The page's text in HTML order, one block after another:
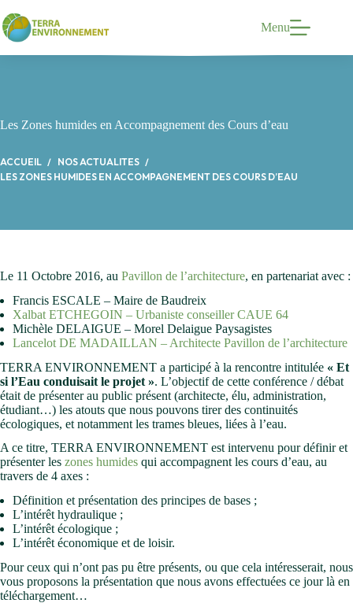
au
contenu
Menu
Les Zones humides en Accompagnement des Cours d’eau
ACCUEIL
NOS ACTUALITES
LES ZONES HUMIDES EN ACCOMPAGNEMENT DES COURS D’EAU
Le 11 Octobre 2016, au Pavillon de l’architecture, en partenariat avec :
Francis ESCALE – Maire de Baudreix
Xalbat ETCHEGOIN – Urbaniste conseiller CAUE 64
Michèle DELAIGUE – Morel Delaigue Paysagistes
Lancelot DE MADAILLAN – Architecte Pavillon de l’architecture
TERRA ENVIRONNEMENT a participé à la rencontre intitulée « Et
si l’Eau conduisait le projet ». L’objectif de cette conférence / débat
était de présenter au public présent (architecte, élu, administration,
étudiant…) les atouts que nous pouvons tirer des continuités
écologiques, et notamment les trames bleues, liées à l’eau.
A ce titre, TERRA ENVIRONNEMENT est intervenu pour définir et
présenter les zones humides qui accompagnent les cours d’eau, au
travers de 4 axes :
Définition et présentation des principes de bases ;
L’intérêt hydraulique ;
L’intérêt écologique ;
L’intérêt économique et de loisir.
Pour ceux qui n’ont pas pu être présents, ou que cela intéresserait, nous
vous proposons la présentation que nous avons effectuées ce jour là en
téléchargement…